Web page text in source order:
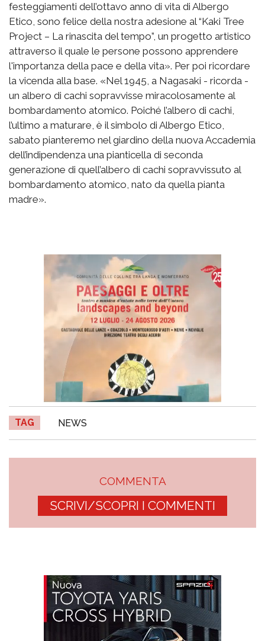
festeggiamenti dell’ottavo anno di vita di Albergo
Etico, sono felice della nostra adesione al “Kaki Tree
Project – La rinascita del tempo”, un progetto artistico
attraverso il quale le persone possono apprendere
l'importanza della pace e della vita». Per poi ricordare
la vicenda alla base. «Nel 1945, a Nagasaki - ricorda -
un albero di cachi sopravvisse miracolosamente al
bombardamento atomico. Poiché l’albero di cachi,
l’ultimo a maturare, è il simbolo di Albergo Etico,
sabato pianteremo nel giardino della nuova Accademia
dell’indipendenza una pianticella di seconda
generazione di quell’albero di cachi sopravvissuto al
bombardamento atomico, nato da quella pianta
madre».
TAG NEWS
COMMENTA
SCRIVI/SCOPRI I COMMENTI